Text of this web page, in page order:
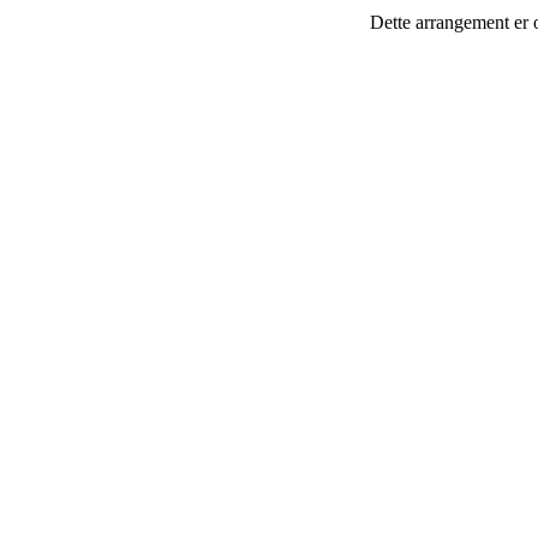
Dette arrangement er